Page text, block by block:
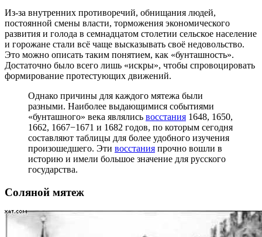
Из-за внутренних противоречий, обнищания людей,
постоянной смены власти, торможения экономического
развития и голода в семнадцатом столетии сельское население
и горожане стали всё чаще высказывать своё недовольство.
Это можно описать таким понятием, как «бунташность».
Достаточно было всего лишь «искры», чтобы спровоцировать
формирование протестующих движений.
Однако причины для каждого мятежа были
разными. Наиболее выдающимися событиями
«бунташного» века являлись восстания 1648, 1650,
1662, 1667−1671 и 1682 годов, по которым сегодня
составляют таблицы для более удобного изучения
произошедшего. Эти восстания прочно вошли в
историю и имели большое значение для русского
государства.
Соляной мятеж